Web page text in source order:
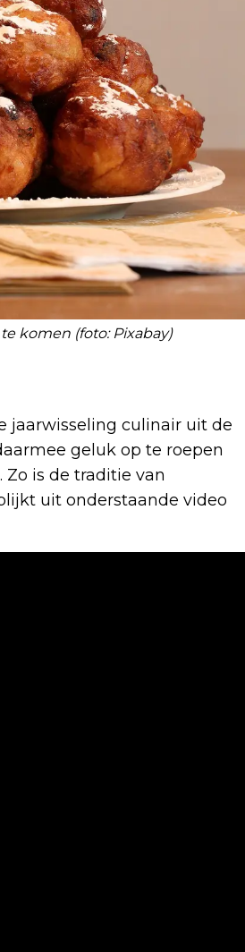
komen (foto: Pixabay)
jaarwisseling culinair uit de
geluk op te roepen
is de traditie van
uit onderstaande video